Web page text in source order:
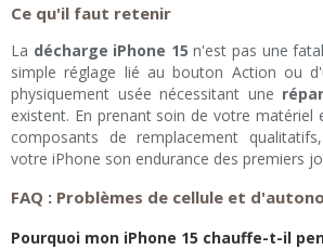
Ce qu'il faut retenir
La décharge iPhone 15 n'est pas une
simple réglage lié au bouton Action ou
physiquement usée nécessitant une
existent. En prenant soin de votre matériel
composants de remplacement
votre iPhone son endurance des premiers
FAQ : Problèmes de cellule et
Pourquoi mon iPhone 15 chauffe-t-il